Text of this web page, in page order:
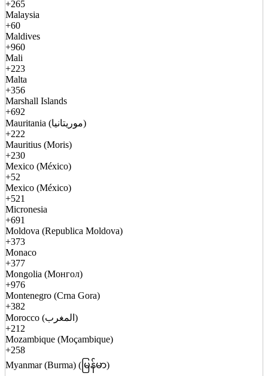
+265
Malaysia
+60
Maldives
+960
Mali
+223
Malta
+356
Marshall Islands
+692
Mauritania (موريتانيا)
+222
Mauritius (Moris)
+230
Mexico (México)
+52
Mexico (México)
+521
Micronesia
+691
Moldova (Republica Moldova)
+373
Monaco
+377
Mongolia (Монгол)
+976
Montenegro (Crna Gora)
+382
Morocco (المغرب)
+212
Mozambique (Moçambique)
+258
Myanmar (Burma) (မြန်မာ)